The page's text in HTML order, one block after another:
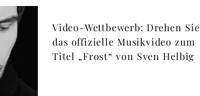
Video-Wettbewerb: Drehen Sie
das offizielle Musikvideo zum
Titel „Frost“ von Sven Helbig